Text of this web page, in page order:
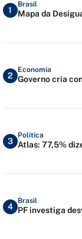
1
Brasil
Mapa da
2
Economia
Governo cria
3
Política
Atlas: 77,5%
4
Brasil
PF investiga